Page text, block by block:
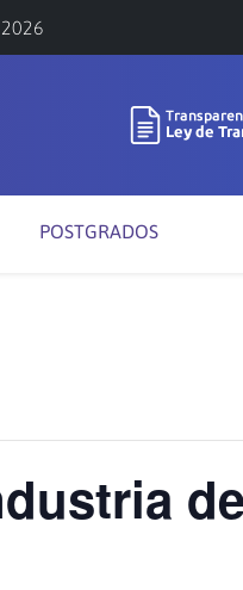
POSTGRADOS